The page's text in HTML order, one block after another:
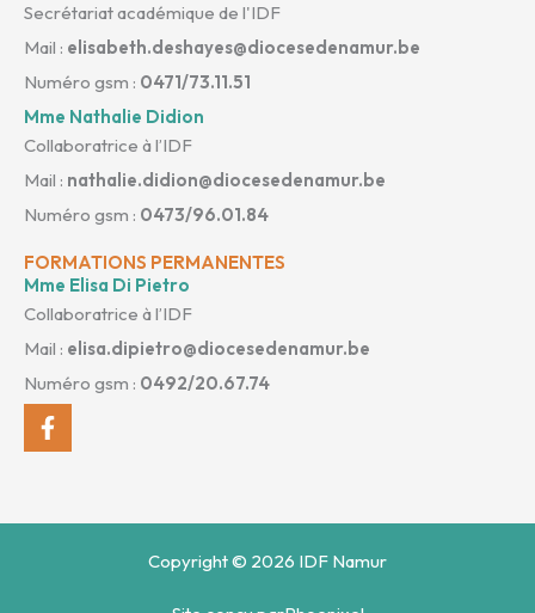
Secrétariat académique de l'IDF
Mail : elisabeth.deshayes@diocesedenamur.be
Numéro gsm : 0471/73.11.51
Mme Nathalie Didion
Collaboratrice à l’IDF
Mail : nathalie.didion@diocesedenamur.be
Numéro gsm : 0473/96.01.84
FORMATIONS PERMANENTES
Mme Elisa Di Pietro
Collaboratrice à l’IDF
Mail : elisa.dipietro@diocesedenamur.be
Numéro gsm : 0492/20.67.74
Facebook-
f
Copyright © 2026 IDF Namur